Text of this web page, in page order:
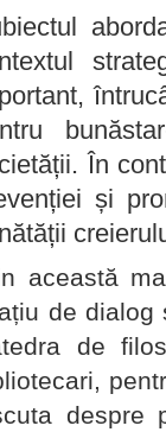
În
și
această
de dialog
de
despre